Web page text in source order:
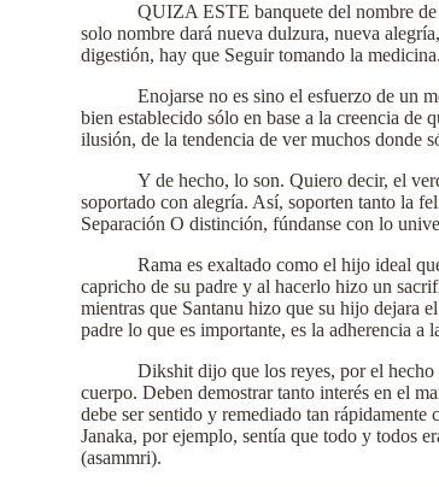
QUIZA ESTE banquete del nombre de
solo nombre dará nueva dulzura, nueva
digestión, hay que Seguir tomando la
Enojarse no es sino el esfuerzo de un
bien establecido sólo en base a la creencia de
ilusión, de la tendencia de ver muchos donde
Y de hecho, lo son. Quiero decir, el
soportado con alegría. Así, soporten tanto la
Separación O distinción, fúndanse con lo
Rama es exaltado como el hijo ideal
capricho de su padre y al hacerlo hizo un
mientras que Santanu hizo que su hijo dejara
padre lo que es importante, es la adherencia a
Dikshit dijo que los reyes, por el hecho
cuerpo. Deben demostrar tanto interés en el
debe ser sentido y remediado tan
Janaka, por ejemplo, sentía que todo y todos
(asammri).